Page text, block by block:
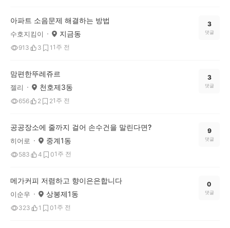
아파트 소음문제 해결하는 방법
수호지킴이 지금동
913 3 1 1주 전
3
댓글
맘편한뚜레쥬르
젤리 천호제3동
656 2 21주 전
3
댓글
공공장소에 줄까지 걸어 손수건을 말린다면?
히어로 중계1동
583 4 01주 전
9
댓글
메가커피 저렴하고 향이은은합니다
이순우 상봉제1동
323 1 01주 전
0
댓글